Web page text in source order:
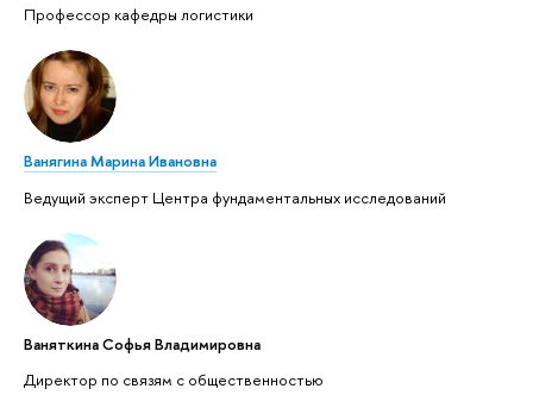
Профессор кафедры логистики
Ванягина Марина Ивановна
Ведущий эксперт Центра фундаментальных исследований
Ваняткина Софья Владимировна
Директор по связям с общественностью